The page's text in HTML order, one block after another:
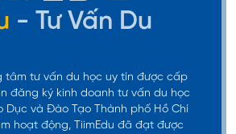
chính tại Kyoto University bao
doanh
Nhân văn
- Tư Vấn Du
tâm tư vấn du học uy tín được cấp
đăng ký kinh doanh tư vấn du học
Dục và Đào Tạo Thành phố Hồ Chí
hoạt động, TiimEdu đã đạt được